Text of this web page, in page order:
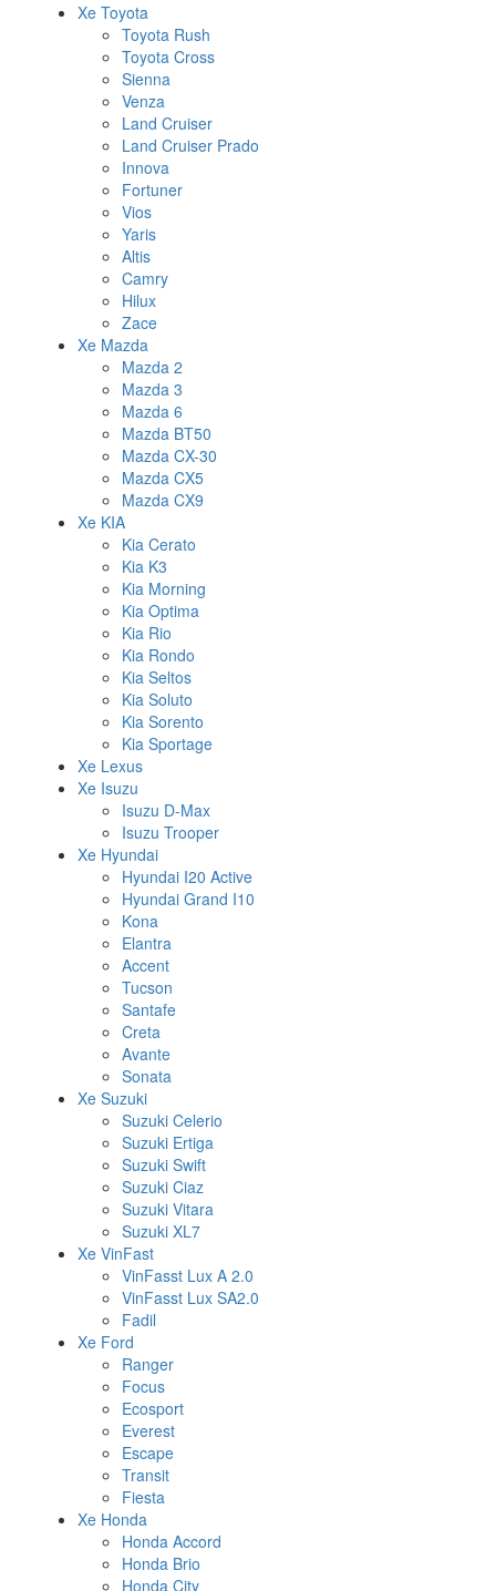
Xe Toyota
Toyota Rush
Toyota Cross
Sienna
Venza
Land Cruiser
Land Cruiser Prado
Innova
Fortuner
Vios
Yaris
Altis
Camry
Hilux
Zace
Xe Mazda
Mazda 2
Mazda 3
Mazda 6
Mazda BT50
Mazda CX-30
Mazda CX5
Mazda CX9
Xe KIA
Kia Cerato
Kia K3
Kia Morning
Kia Optima
Kia Rio
Kia Rondo
Kia Seltos
Kia Soluto
Kia Sorento
Kia Sportage
Xe Lexus
Xe Isuzu
Isuzu D-Max
Isuzu Trooper
Xe Hyundai
Hyundai I20 Active
Hyundai Grand I10
Kona
Elantra
Accent
Tucson
Santafe
Creta
Avante
Sonata
Xe Suzuki
Suzuki Celerio
Suzuki Ertiga
Suzuki Swift
Suzuki Ciaz
Suzuki Vitara
Suzuki XL7
Xe VinFast
VinFasst Lux A 2.0
VinFasst Lux SA2.0
Fadil
Xe Ford
Ranger
Focus
Ecosport
Everest
Escape
Transit
Fiesta
Xe Honda
Honda Accord
Honda Brio
Honda City